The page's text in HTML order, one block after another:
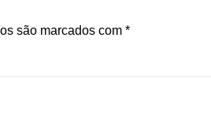
são marcados com *